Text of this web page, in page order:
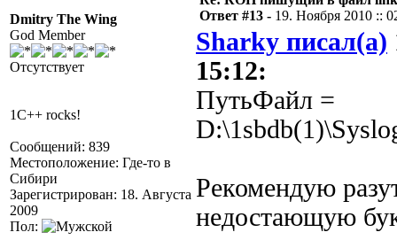
Dmitry The Wing
God Member
Отсутствует
1C++ rocks!
Сообщений: 839
Местоположение: Где-то в
Сибири
Зарегистрирован: 18. Августа
2009
Пол:
Ответ #13 - 19. Ноября 2010 ::
Sharky писал(а)
15:12:
ПутьФайл =
Рекомендую
недостающую